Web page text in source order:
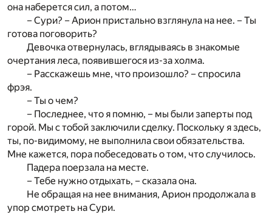
она наберется сил, а потом…
– Сури? – Арион пристально взглянула на нее. – Ты
готова поговорить?
Девочка отвернулась, вглядываясь в знакомые
очертания леса, появившегося из-за холма.
– Расскажешь мне, что произошло? – спросила
фрэя.
– Ты о чем?
– Последнее, что я помню, – мы были заперты под
горой. Мы с тобой заключили сделку. Поскольку я здесь,
ты, по-видимому, не выполнила свои обязательства.
Мне кажется, пора побеседовать о том, что случилось.
Падера поерзала на месте.
– Тебе нужно отдыхать, – сказала она.
Не обращая на нее внимания, Арион продолжала в
упор смотреть на Сури.